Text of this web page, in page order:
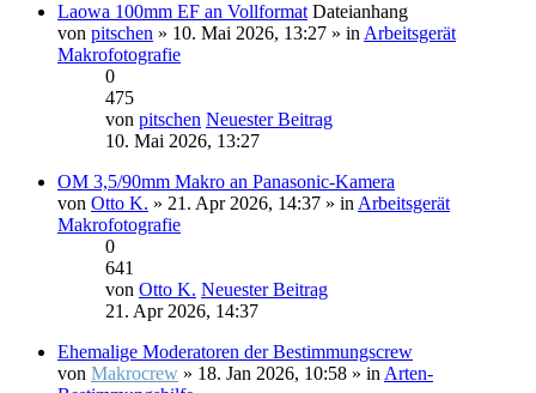
Laowa 100mm EF an Vollformat Dateianhang
von pitschen » 10. Mai 2026, 13:27 » in Arbeitsgerät
Makrofotografie
0
475
von pitschen Neuester Beitrag
10. Mai 2026, 13:27
OM 3,5/90mm Makro an Panasonic-Kamera
von Otto K. » 21. Apr 2026, 14:37 » in Arbeitsgerät
Makrofotografie
0
641
von Otto K. Neuester Beitrag
21. Apr 2026, 14:37
Ehemalige Moderatoren der Bestimmungscrew
von Makrocrew » 18. Jan 2026, 10:58 » in Arten-